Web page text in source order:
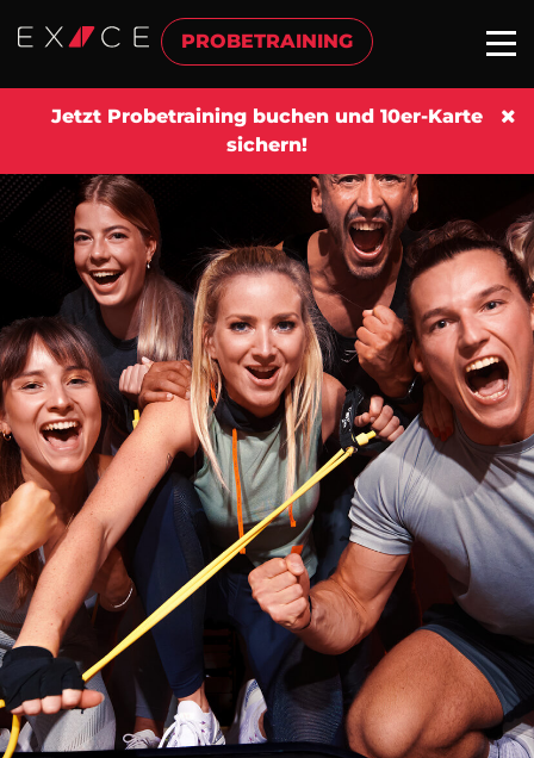
PROBETRAINING
Jetzt Probetraining buchen und 10er-Karte
sichern!